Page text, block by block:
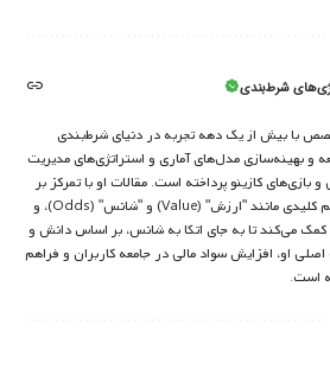
شرط‌بندی
با بیش از یک دهه تجربه در دنیای شرط‌بندی
و بهینه‌سازی مدل‌های آماری و استراتژی‌های مدیریت
کازینو پرداخته است. مقالات او با تمرکز بر
آموزش اصول پایه‌ای، درک مفاهیم کلیدی مانند "ارزش" (Value) و "شانس" (Odds)، و
کمک می‌کند تا به جای اتکا به شانس، بر اساس دانش و
او، افزایش سواد مالی در جامعه کاربران و فراهم
است.